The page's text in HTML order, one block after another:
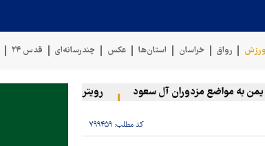
ورزش رواق خراسان استان‌ها عکس چندرسانه‌ای قدس ۲۴
مواضع مزدوران آل سعود رویترز: عربستان ۸۶ درصد از موشک‌های پاتریوت خود را استفاده کرده است
کد مطلب: ۷۹۹۴۵۹